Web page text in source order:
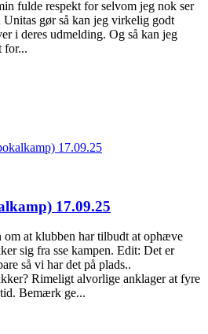
fulde respekt for selvom jeg nok ser
Unitas gør så kan jeg virkelig godt
i deres udmelding. Og så kan jeg
for...
17.09.25
17.09.25
at klubben har tilbudt at ophæve
sig fra sse kampen. Edit: Det er
så vi har det på plads..
Rimeligt alvorlige anklager at fyre
Bemærk ge...